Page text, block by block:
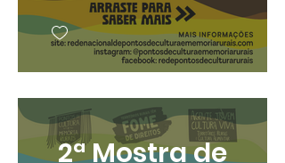
2ª Mostra de